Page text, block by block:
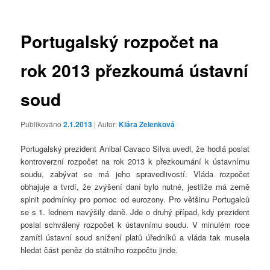
Portugalský rozpočet na
rok 2013 přezkoumá ústavní
soud
Publikováno2.1.2013 | Autor:Klára Zelenková
Portugalský prezident Anibal Cavaco Silva uvedl, že hodlá poslat
kontroverzní rozpočet na rok 2013 k přezkoumání k ústavnímu
soudu, zabývat se má jeho spravedlivostí. Vláda rozpočet
obhajuje a tvrdí, že zvýšení daní bylo nutné, jestliže má země
splnit podmínky pro pomoc od eurozony. Pro většinu Portugalců
se s 1. lednem navýšily daně. Jde o druhý případ, kdy prezident
poslal schválený rozpočet k ústavnímu soudu. V minulém roce
zamítl ústavní soud snížení platů úředníků a vláda tak musela
hledat část peněz do státního rozpočtu jinde.